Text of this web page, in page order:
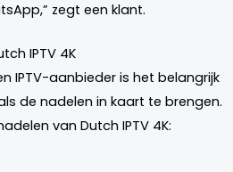
zegt een klant.
IPTV 4K
IPTV-aanbieder is het belangrijk
de nadelen in kaart te brengen.
van Dutch IPTV 4K: